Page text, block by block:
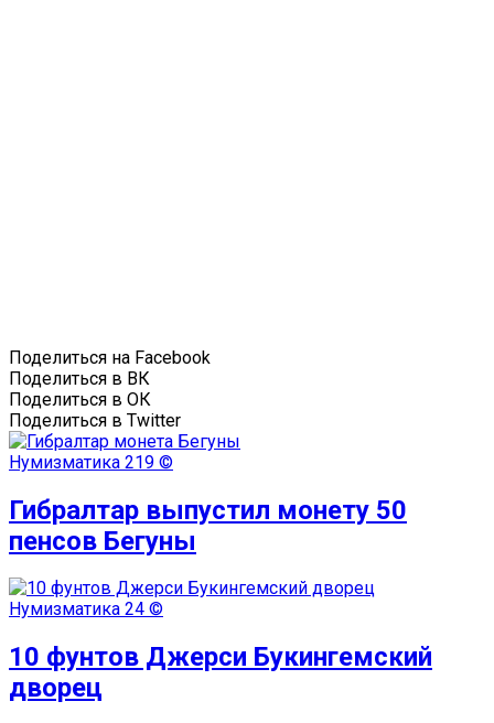
Поделиться на Facebook
Поделиться в ВК
Поделиться в ОК
Поделиться в Twitter
Нумизматика 219 ©
Гибралтар выпустил монету 50
пенсов Бегуны
Нумизматика 24 ©
10 фунтов Джерси Букингемский
дворец